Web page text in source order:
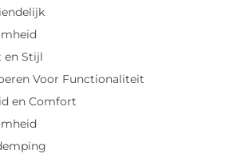
en Stijl
Voor Functionaliteit
en Comfort